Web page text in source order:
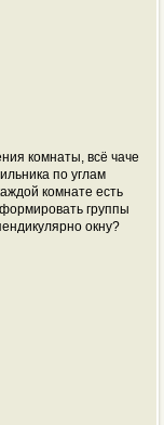
комнаты, всё чаче
по углам
комнате есть
группы
окну?